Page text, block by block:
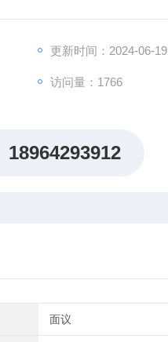
更新时间：2024-06-19
访问量：1766
18964293912
面议